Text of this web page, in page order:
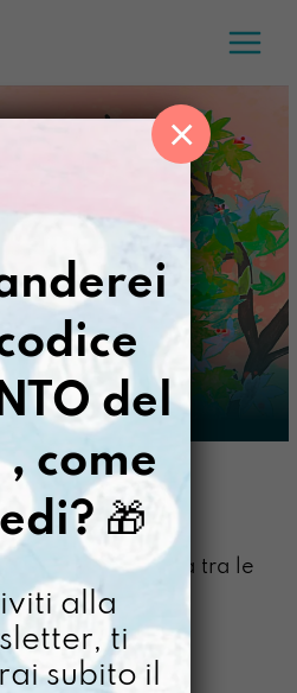
“La luce che filtra tra le
alberi”
del
, come
🎁
alla
ti
subito il
×